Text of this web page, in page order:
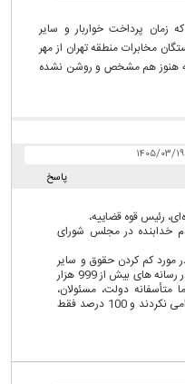
پرداخت خواربار و سایر
مخابرات منطقه تهران از مهر
متأسفانه هنوز هم مشخص و روشن نشده
پاسخ
رئیس قوه قضاییه،
خدابنده در مجلس شورای
سال 1402 تاکنون در مورد کم کردن حقوق و سایر
مزایای توسط سازمان تامین اجتماعی در رسانه های بیش از 999 هزار
متأسفانه دولت، مسئولان،
نمایندگان مجلس و... هیچ کاری و اقدامی نکردند و 100 درصد فقط